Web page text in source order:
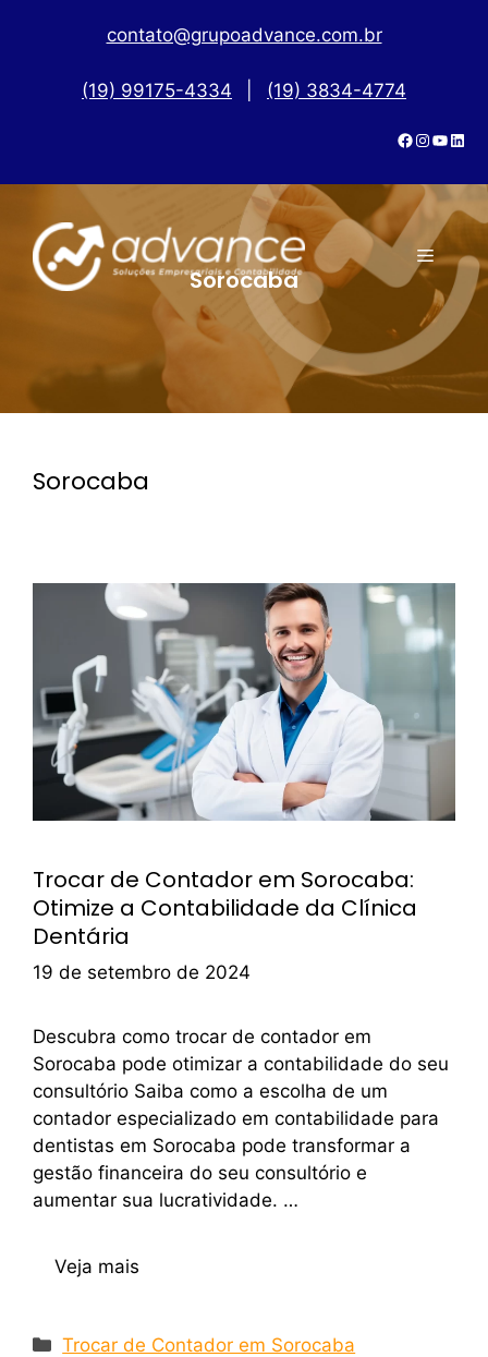
contato@grupoadvance.com.br
(19) 99175-4334 (19) 3834-4774
Sorocaba
Sorocaba
Trocar de Contador em Sorocaba:
Otimize a Contabilidade da Clínica
Dentária
19 de setembro de 2024
Descubra como trocar de contador em
Sorocaba pode otimizar a contabilidade do seu
consultório Saiba como a escolha de um
contador especializado em contabilidade para
dentistas em Sorocaba pode transformar a
gestão financeira do seu consultório e
aumentar sua lucratividade. …
Veja mais
Trocar de Contador em Sorocaba